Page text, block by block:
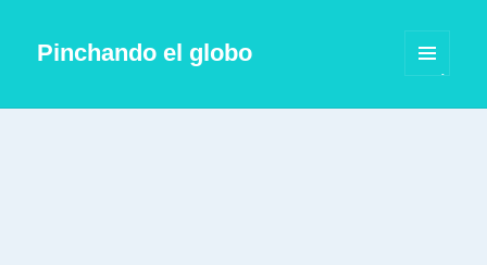
Pinchando el globo
WIDGETS